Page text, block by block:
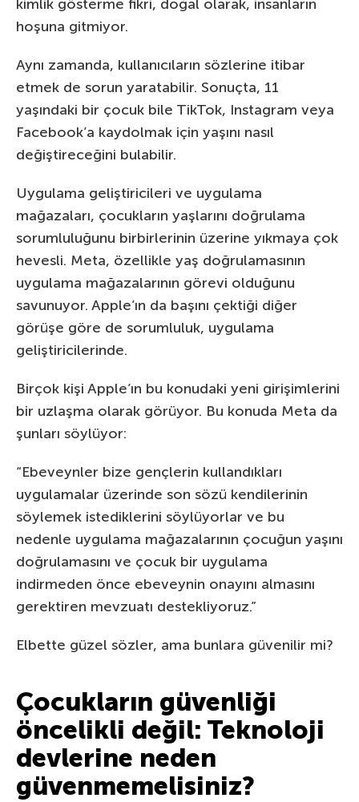
kimlik gösterme fikri, doğal olarak, insanların
hoşuna gitmiyor.
Aynı zamanda, kullanıcıların sözlerine itibar
etmek de sorun yaratabilir. Sonuçta, 11
yaşındaki bir çocuk bile TikTok, Instagram veya
Facebook’a kaydolmak için yaşını nasıl
değiştireceğini bulabilir.
Uygulama geliştiricileri ve uygulama
mağazaları, çocukların yaşlarını doğrulama
sorumluluğunu birbirlerinin üzerine yıkmaya çok
hevesli. Meta, özellikle yaş doğrulamasının
uygulama mağazalarının görevi olduğunu
savunuyor. Apple’ın da başını çektiği diğer
görüşe göre de sorumluluk, uygulama
geliştiricilerinde.
Birçok kişi Apple’ın bu konudaki yeni girişimlerini
bir uzlaşma olarak görüyor. Bu konuda Meta da
şunları söylüyor:
“Ebeveynler bize gençlerin kullandıkları
uygulamalar üzerinde son sözü kendilerinin
söylemek istediklerini söylüyorlar ve bu
nedenle uygulama mağazalarının çocuğun yaşını
doğrulamasını ve çocuk bir uygulama
indirmeden önce ebeveynin onayını almasını
gerektiren mevzuatı destekliyoruz.”
Elbette güzel sözler, ama bunlara güvenilir mi?
Çocukların güvenliği
öncelikli değil: Teknoloji
devlerine neden
güvenmemelisiniz?